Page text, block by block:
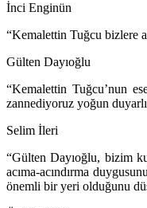
İnci Enginün
“Kemalettin Tuğcu bizlere
Gülten Dayıoğlu
“Kemalettin Tuğcu’nun
zannediyoruz yoğun
Selim İleri
“Gülten Dayıoğlu, bizim
acıma-acındırma
önemli bir yeri olduğunu